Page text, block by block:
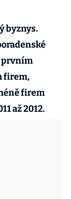
byznys.
prvním
firem,
firem
až 2012.